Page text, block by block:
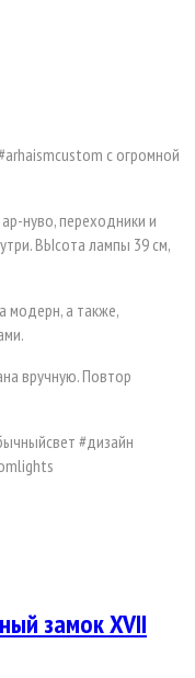
с огромной
нуво, переходники и
ВЫсота лампы 39 см,
модерн, а также,
вручную. Повтор
#дизайн
замок XVII